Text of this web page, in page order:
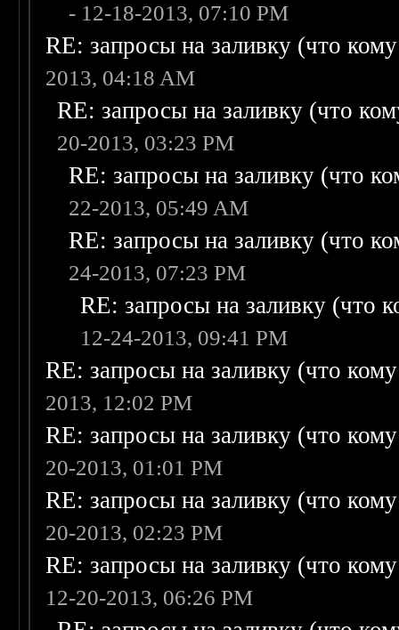
- 12-18-2013, 07:10 PM
RE: запросы на заливку (что
2013, 04:18 AM
RE: запросы на заливку (что
20-2013, 03:23 PM
RE: запросы на заливку (что
22-2013, 05:49 AM
RE: запросы на заливку (что
24-2013, 07:23 PM
RE: запросы на заливку (что
12-24-2013, 09:41 PM
RE: запросы на заливку (что
2013, 12:02 PM
RE: запросы на заливку (что
20-2013, 01:01 PM
RE: запросы на заливку (что
20-2013, 02:23 PM
RE: запросы на заливку (что
12-20-2013, 06:26 PM